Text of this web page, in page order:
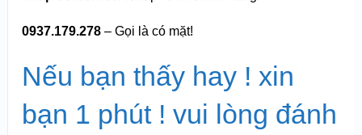
0937.179.278– Gọi là có mặt!
Nếu bạn thấy hay ! xin
bạn 1 phút ! vui lòng đánh